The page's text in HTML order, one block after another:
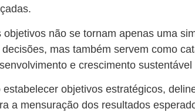
objetivos não se tornam apenas uma
decisões, mas também servem como
e crescimento sustentável
estabelecer objetivos estratégicos,
a mensuração dos resultados